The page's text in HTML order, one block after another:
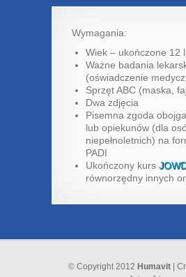
Wymagania:
Wiek – ukończone 12
Ważne badania
(oświadczenie
Sprzęt ABC (maska,
Dwa zdjęcia
Pisemna zgoda
lub opiekunów (dla
niepełnoletnich) na
PADI
Ukończony kurs
równorzędny innych
© Copyright 2012 Humavit|